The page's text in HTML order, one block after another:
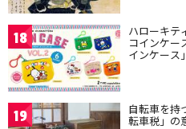
18 ハローキテ
コインケー
インケース
19 自転車を持
転車税」の